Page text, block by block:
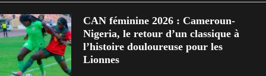
CAN féminine 2026 : Cameroun-
Nigeria, le retour d’un classique à
l’histoire douloureuse pour les
Lionnes